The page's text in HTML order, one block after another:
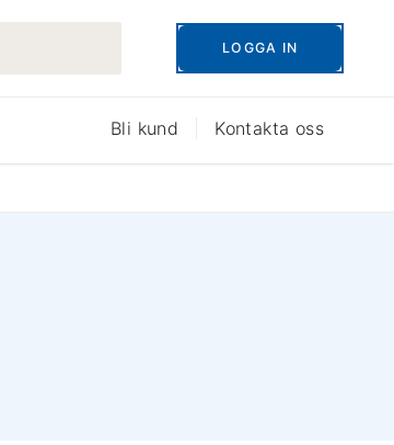
LOGGA IN
Bli kund Kontakta oss